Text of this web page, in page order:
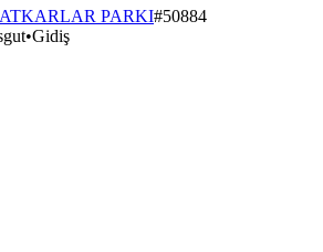
PARKI#50884
•Gidiş